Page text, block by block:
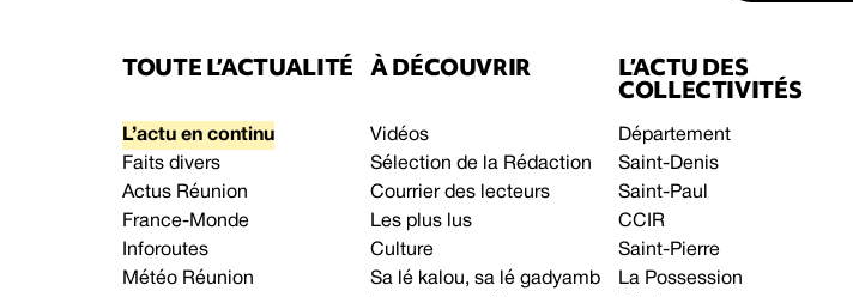
TOUTE L’ACTUALITÉ
L’actu en continu
Faits divers
Actus Réunion
France-Monde
Inforoutes
Météo Réunion
À DÉCOUVRIR
Vidéos
Sélection de la Rédaction
Courrier des lecteurs
Les plus lus
Culture
Sa lé kalou, sa lé gadyamb
L’ACTU DES
COLLECTIVITÉS
Département
Saint-Denis
Saint-Paul
CCIR
Saint-Pierre
La Possession